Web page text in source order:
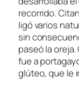
recorrido.
ligó varios
sin
paseó la
fue a
glúteo, que le